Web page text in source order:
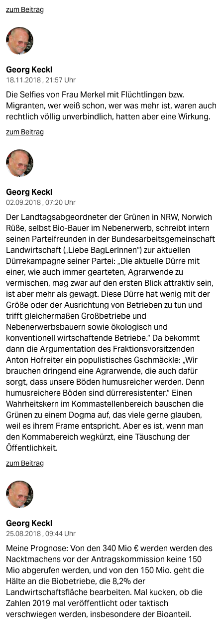
zum Beitrag
Georg Keckl
18.11.2018 , 21:57 Uhr
Die Selfies von Frau Merkel mit Flüchtlingen bzw.
Migranten, wer weiß schon, wer was mehr ist, waren auch
rechtlich völlig unverbindlich, hatten aber eine Wirkung.
zum Beitrag
Georg Keckl
02.09.2018 , 07:20 Uhr
Der Landtagsabgeordneter der Grünen in NRW, Norwich
Rüße, selbst Bio-Bauer im Nebenerwerb, schreibt intern
seinen Parteifreunden in der Bundesarbeitsgemeinschaft
Landwirtschaft („Liebe BagLerInnen“) zur aktuellen
Dürrekampagne seiner Partei: „Die aktuelle Dürre mit
einer, wie auch immer gearteten, Agrarwende zu
vermischen, mag zwar auf den ersten Blick attraktiv sein,
ist aber mehr als gewagt. Diese Dürre hat wenig mit der
Größe oder der Ausrichtung von Betrieben zu tun und
trifft gleichermaßen Großbetriebe und
Nebenerwerbsbauern sowie ökologisch und
konventionell wirtschaftende Betriebe.“ Da bekommt
dann die Argumentation des Fraktionsvorsitzenden
Anton Hofreiter ein populistisches Gschmäckle: „Wir
brauchen dringend eine Agrarwende, die auch dafür
sorgt, dass unsere Böden humusreicher werden. Denn
humusreichere Böden sind dürreresistenter.“ Einen
Wahrheitskern im Kommastellenbereich bauschen die
Grünen zu einem Dogma auf, das viele gerne glauben,
weil es ihrem Frame entspricht. Aber es ist, wenn man
den Kommabereich wegkürzt, eine Täuschung der
Öffentlichkeit.
zum Beitrag
Georg Keckl
25.08.2018 , 09:44 Uhr
Meine Prognose: Von den 340 Mio € werden werden des
Nacktmachens vor der Antragskommission keine 150
Mio abgerufen werden, und von den 150 Mio. geht die
Hälte an die Biobetriebe, die 8,2% der
Landwirtschaftsfläche bearbeiten. Mal kucken, ob die
Zahlen 2019 mal veröffentlicht oder taktisch
verschwiegen werden, insbesondere der Bioanteil.